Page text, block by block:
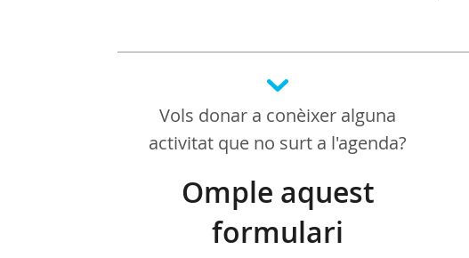
Vols donar a conèixer alguna
activitat que no surt a l'agenda?
Omple aquest
formulari